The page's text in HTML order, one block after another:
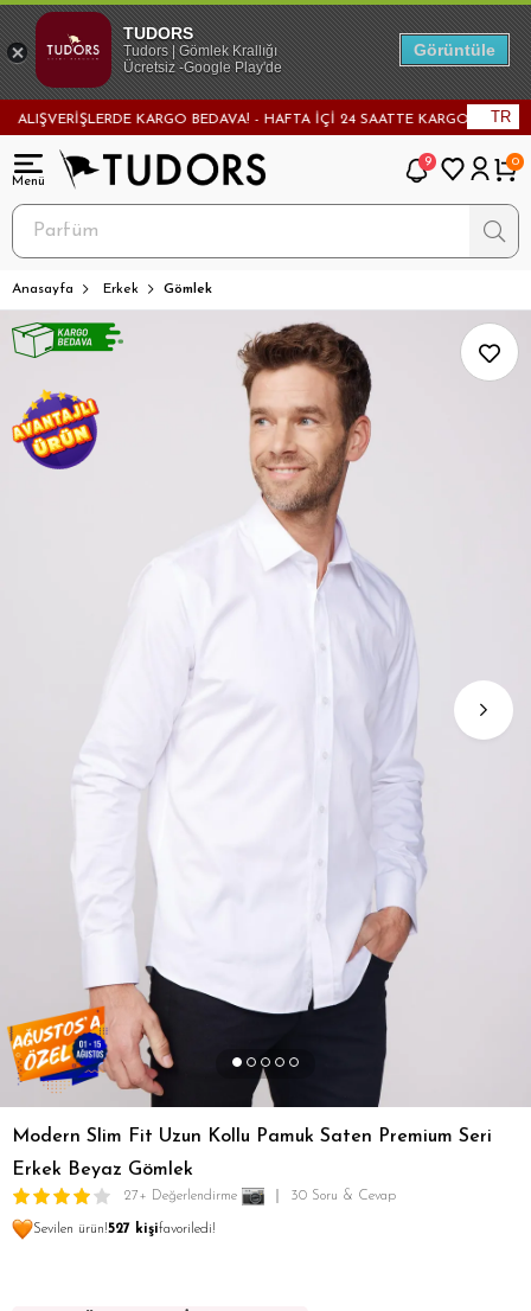
KARGO BEDAVA! - HAFTA İÇİ 24 SAATTE KARGODA! - TR
9 0
Anasayfa Erkek Gömlek
Modern Slim Fit Uzun Kollu Pamuk Saten Premium Seri
Erkek Beyaz Gömlek
27+ Değerlendirme 30 Soru & Cevap
Sevilen ürün!527 kişifavoriledi!
TUDORS
Tudors | Gömlek Krallığı
Ücretsiz -Google Play'de
Görüntüle